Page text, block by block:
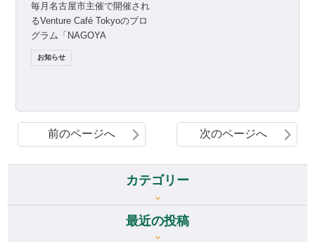
毎月名古屋市主催で開催され
るVenture Café Tokyoのプロ
グラム「NAGOYA
CONNÉCT」の第2回に、名
古屋大学 […]
お知らせ
前のページへ 次のページへ
カテゴリー
最近の投稿